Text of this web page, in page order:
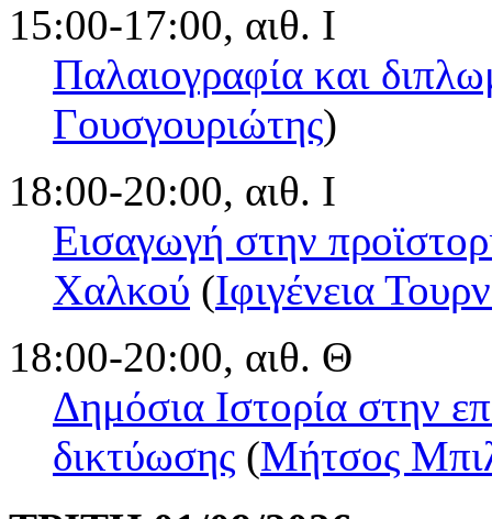
15:00-17:00, αιθ. Ι
Παλαιογραφία και
Γουσγουριώτης)
18:00-20:00, αιθ. Ι
Εισαγωγή στην
Χαλκού (Ιφιγένεια
18:00-20:00, αιθ. Θ
Δημόσια Ιστορία στην
δικτύωσης (Μήτσος